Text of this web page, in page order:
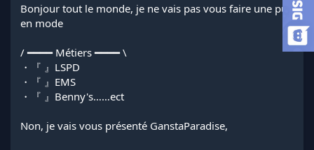
d
e
s
t
Bonjour tout le monde, je ne vais pas vous faire une pub
en mode
/ ━━━━ Métiers ━━━━ \
・『 』LSPD
・『 』EMS
・『 』Benny's……ect
Non, je vais vous présenté GanstaParadise,